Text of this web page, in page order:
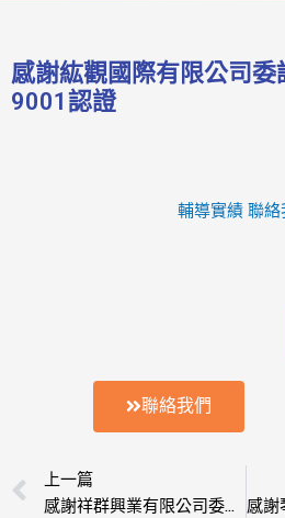
感謝紘觀國際有限公司委
9001認證
輔導實績 聯絡
聯絡我們
上一頁
上一篇
感謝祥群興業有限公司委託輔導榮獲ISO 9001認證